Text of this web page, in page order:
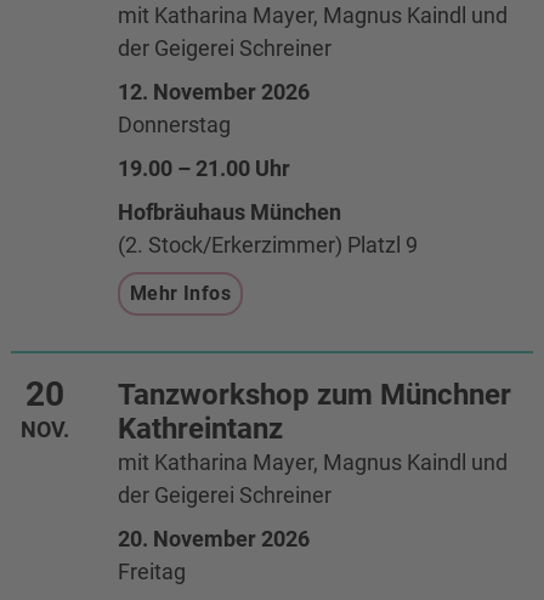
mit Katharina Mayer, Magnus Kaindl und
der Geigerei Schreiner
12. November 2026
Donnerstag
19.00 – 21.00 Uhr
Hofbräuhaus München
(2. Stock/Erkerzimmer) Platzl 9
Mehr Infos
Tanzworkshop zum Münchner
Kathreintanz
mit Katharina Mayer, Magnus Kaindl und
der Geigerei Schreiner
20
NOV.
20. November 2026
Freitag